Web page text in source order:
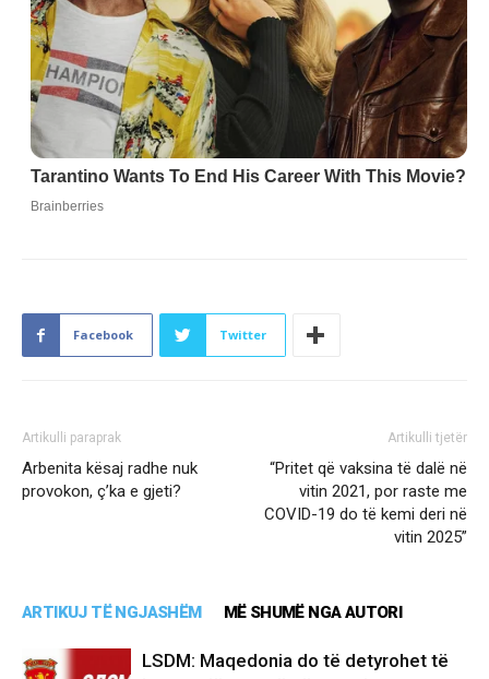
Facebook Twitter
Artikulli paraprak
Arbenita kësaj radhe nuk
provokon, ç’ka e gjeti?
Artikulli tjetër
“Pritet që vaksina të dalë në
vitin 2021, por raste me
COVID-19 do të kemi deri në
vitin 2025”
ARTIKUJ TË NGJASHËM MË SHUMË NGA AUTORI
LSDM: Maqedonia do të detyrohet të